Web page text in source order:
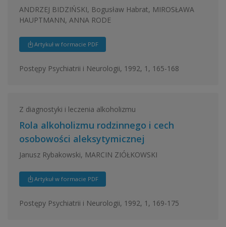
ANDRZEJ BIDZIŃSKI, Bogusław Habrat, MIROSŁAWA
HAUPTMANN, ANNA RODE
Artykuł w formacie PDF
Postępy Psychiatrii i Neurologii, 1992, 1, 165-168
Z diagnostyki i leczenia alkoholizmu
Rola alkoholizmu rodzinnego i cech
osobowości aleksytymicznej
Janusz Rybakowski, MARCIN ZIÓŁKOWSKI
Artykuł w formacie PDF
Postępy Psychiatrii i Neurologii, 1992, 1, 169-175